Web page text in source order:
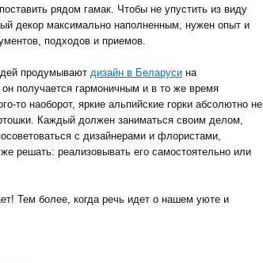
рядом гамак. Чтобы не упустить из виду
декор максимально наполненным, нужен опыт и
подходов и приемов.
продумывают дизайн в Беларуси на
он получается гармоничным и в то же время
то наоборот, яркие альпийские горки абсолютно не
Каждый должен заниматься своим делом,
с дизайнерами и флористами,
решать: реализовывать его самостоятельно или
Тем более, когда речь идет о нашем уюте и